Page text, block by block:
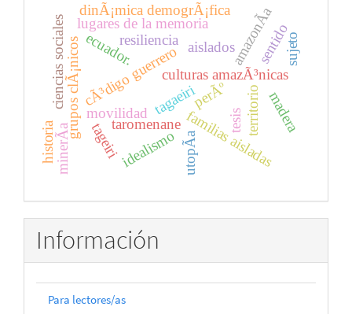
tagaeiri
culturas amazÃ³nicas
movilidad
grupos clÃ¡nicos familias aisladas
cÃ³digo guerrero
resiliencia
territorio
lugares de la memoria
taromenane
tageiri
amazonÃ­a
aislados
ciencias sociales
dinÃ¡mica demogrÃ¡fica
ecuador.
perÃº madera
minerÃ­a utopÃ­a
idealismo
tesis
historia
sentidosujeto
Información
Para lectores/as